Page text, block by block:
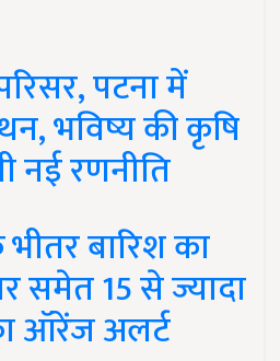
पटना में
भविष्य की कृषि
नई रणनीति
बारिश का
समेत 15 से ज्यादा
ऑरेंज अलर्ट